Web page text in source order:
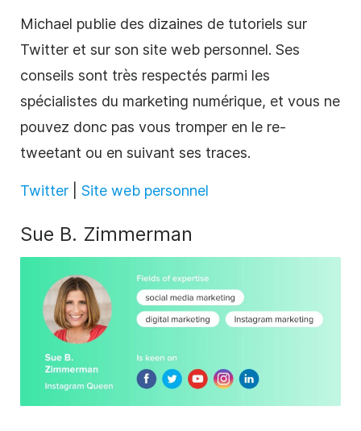
Michael publie des dizaines de tutoriels sur
Twitter et sur son site web personnel. Ses
conseils sont très respectés parmi les
spécialistes du marketing numérique, et vous ne
pouvez donc pas vous tromper en le re-
tweetant ou en suivant ses traces.
Twitter Site web personnel
Sue B. Zimmerman